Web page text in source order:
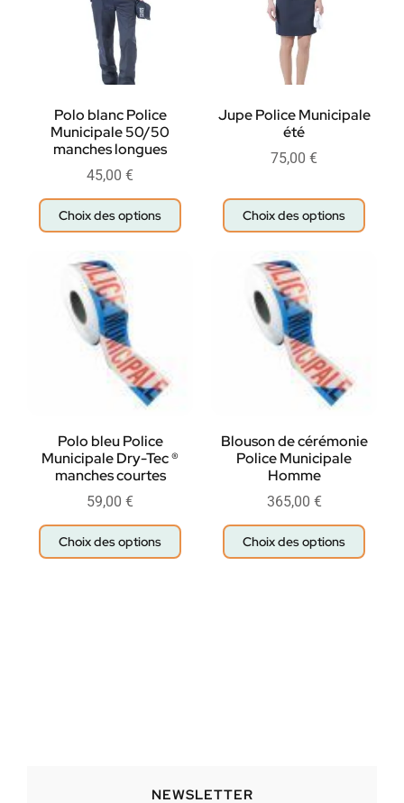
Polo blanc Police
Municipale 50/50
manches longues
45,00 €
Choix des options
Jupe Police Municipale
été
75,00 €
Choix des options
Polo bleu Police
Municipale Dry-Tec ®
manches courtes
59,00 €
Choix des options
Blouson de cérémonie
Police Municipale
Homme
365,00 €
Choix des options
NEWSLETTER